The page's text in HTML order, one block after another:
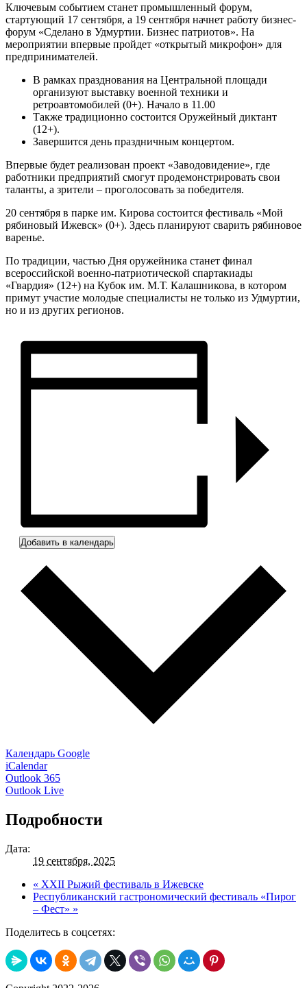
Ключевым событием станет промышленный форум,
стартующий 17 сентября, а 19 сентября начнет работу бизнес-
форум «Сделано в Удмуртии. Бизнес патриотов». На
мероприятии впервые пройдет «открытый микрофон» для
предпринимателей.
В рамках празднования на Центральной площади
организуют выставку военной техники и
ретроавтомобилей (0+). Начало в 11.00
Также традиционно состоится Оружейный диктант
(12+).
Завершится день праздничным концертом.
Впервые будет реализован проект «Заводовидение», где
работники предприятий смогут продемонстрировать свои
таланты, а зрители – проголосовать за победителя.
20 сентября в парке им. Кирова состоится фестиваль «Мой
рябиновый Ижевск» (0+). Здесь планируют сварить рябиновое
варенье.
По традиции, частью Дня оружейника станет финал
всероссийской военно-патриотической спартакиады
«Гвардия» (12+) на Кубок им. М.Т. Калашникова, в котором
примут участие молодые специалисты не только из Удмуртии,
но и из других регионов.
Добавить в календарь
Календарь Google
iCalendar
Outlook 365
Outlook Live
Подробности
Дата:
19 сентября, 2025
« XXII Рыжий фестиваль в Ижевске
Республиканский гастрономический фестиваль «Пирог
– Фест» »
Поделитесь в соцсетях: